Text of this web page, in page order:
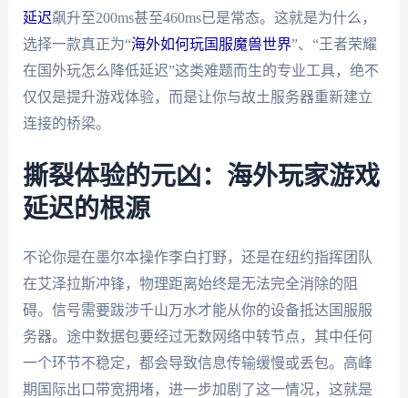
延迟飙升至200ms甚至460ms已是常态。这就是为什么，
选择一款真正为“海外如何玩国服魔兽世界”、“王者荣耀
在国外玩怎么降低延迟”这类难题而生的专业工具，绝不
仅仅是提升游戏体验，而是让你与故土服务器重新建立
连接的桥梁。
撕裂体验的元凶：海外玩家游戏
延迟的根源
不论你是在墨尔本操作李白打野，还是在纽约指挥团队
在艾泽拉斯冲锋，物理距离始终是无法完全消除的阻
碍。信号需要跋涉千山万水才能从你的设备抵达国服服
务器。途中数据包要经过无数网络中转节点，其中任何
一个环节不稳定，都会导致信息传输缓慢或丢包。高峰
期国际出口带宽拥堵，进一步加剧了这一情况，这就是